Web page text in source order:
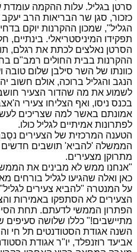
סרטן בגליל. עלות ההקמה עומדת
כזכור, סגן שר הבריאות הרב
הגליל", שמכון ההקרנות יוקם
תפקידו המיניסטריאלי. בינתיים,
הסרטן נאלצים לכתת את רגלם,
ההקרנות בבית החולים רמב"ם
כוונתו של השר סילבן שלום טובה
הנגב והגליל ברוכה, אולם חשוב
לשמוע את מה שהדור הצעיר
בכנס ניסו, ואף הצליחו צעירי
אמונתם באשר למה שצריכים
לפתרונות אמיתיים לגליל כולו.
הטענה המרכזית של הצעירים
הממשלה 'להביא' תושבים חדשים
מתרוקן מצעירים.
"אנחנו ממש לא מבינים את
כאן ואלה שהגיעו לגליל בורחים
על המנטרה "להביא צעירים
הצעירים לא הסתפקו באמירות
הפתרון הממשי לדעתם. תחת
מתיישבים!" כללו שלושה
השנה אגודת הסטודנטים תל חי
אביעד רוזנפלד, יו"ר אגודת